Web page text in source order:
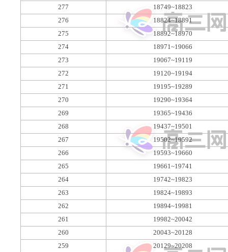
277
18749~18823
276
18824~18891
275
18892~18970
274
18971~19066
273
19067~19119
272
19120~19194
271
19195~19289
270
19290~19364
269
19365~19436
268
19437~19501
267
19502~19592
266
19593~19660
265
19661~19741
264
19742~19823
263
19824~19893
262
19894~19981
261
19982~20042
260
20043~20128
259
20129~20208